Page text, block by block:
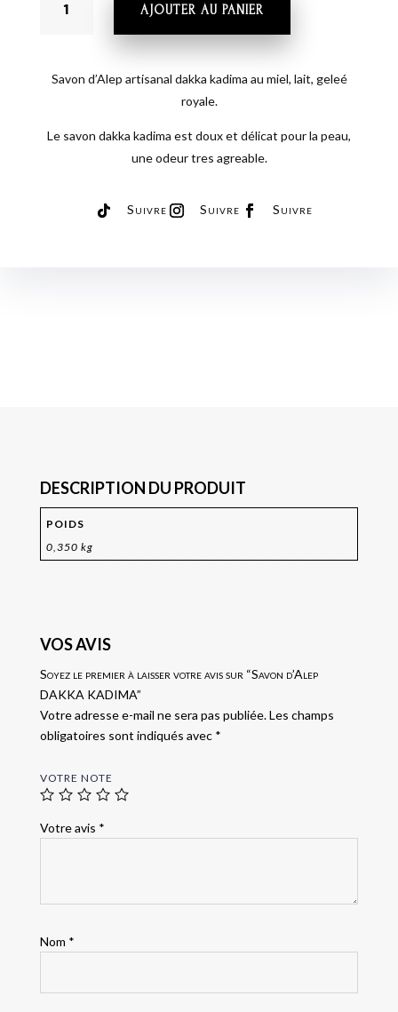
DAKKA
AJOUTER AU PANIER
Savon d’Alep artisanal dakka kadima au miel, lait, geleé
royale.
Le savon dakka kadima est doux et délicat pour la peau,
une odeur tres agreable.
Suivre Suivre Suivre
DESCRIPTION DU PRODUIT
POIDS
0,350 kg
VOS AVIS
Soyez le premier à laisser votre avis sur “Savon d’Alep
DAKKA KADIMA”
Votre adresse e-mail ne sera pas publiée.Les champs
obligatoires sont indiqués avec *
VOTRE NOTE
Votre avis *
Nom *